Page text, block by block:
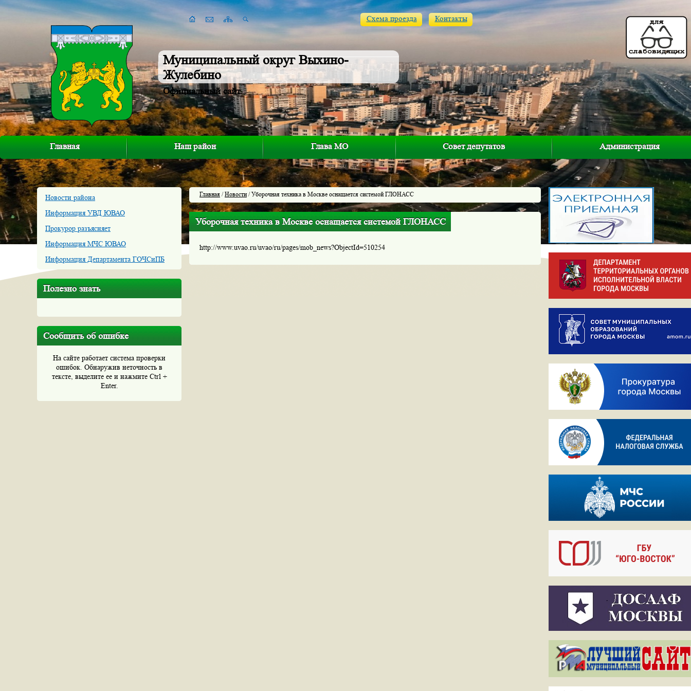
Муниципальный округ Выхино-
Жулебино
Официальный сайт
Схема проезда Контакты
Главная Наш район Глава МО Совет депутатов Администрация
Новости района
Информация УВД ЮВАО
Прокурор разъясняет
Информация МЧС ЮВАО
Информация Департамента ГОЧСиПБ
Полезно знать
Сообщить об ошибке
На сайте работает система проверки
ошибок. Обнаружив неточность в
тексте, выделите ее и нажмите Ctrl +
Enter.
Главная /Новости/ Уборочная техника в Москве оснащается системой ГЛОНАСС
Уборочная техника в Москве оснащается системой ГЛОНАСС
http://www.uvao.ru/uvao/ru/pages/mob_news?ObjectId=510254